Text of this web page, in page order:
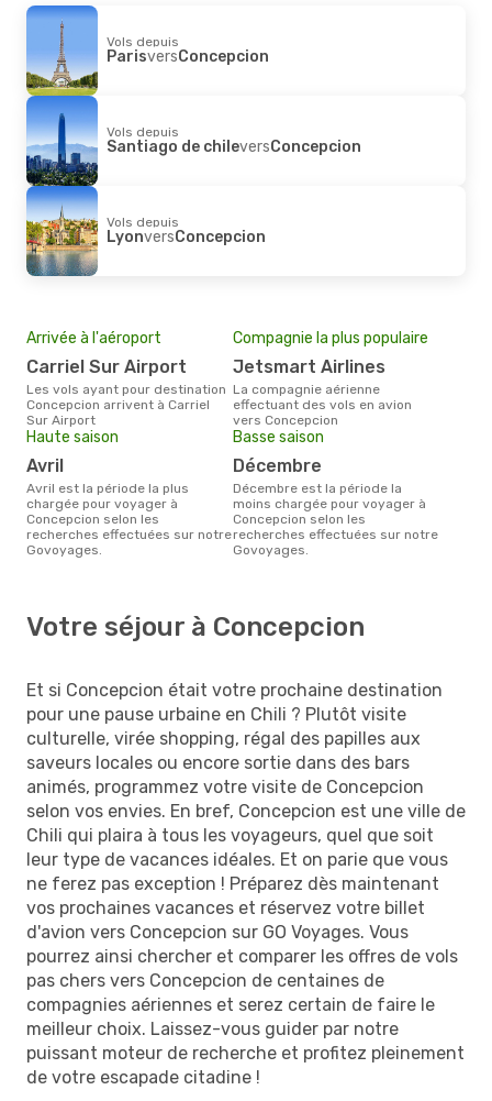
Vols depuis
ParisversConcepcion
Vols depuis
Santiago de chileversConcepcion
Vols depuis
LyonversConcepcion
Arrivée à l'aéroport
Carriel Sur Airport
Les vols ayant pour destination
Concepcion arrivent à Carriel
Sur Airport
Compagnie la plus populaire
Jetsmart Airlines
La compagnie aérienne
effectuant des vols en avion
vers Concepcion
Haute saison
avril
avril est la période la plus
chargée pour voyager à
Concepcion selon les
recherches effectuées sur notre
Govoyages.
Basse saison
décembre
décembre est la période la
moins chargée pour voyager à
Concepcion selon les
recherches effectuées sur notre
Govoyages.
Votre séjour à Concepcion
Et si Concepcion était votre prochaine destination
pour une pause urbaine en Chili ? Plutôt visite
culturelle, virée shopping, régal des papilles aux
saveurs locales ou encore sortie dans des bars
animés, programmez votre visite de Concepcion
selon vos envies. En bref, Concepcion est une ville de
Chili qui plaira à tous les voyageurs, quel que soit
leur type de vacances idéales. Et on parie que vous
ne ferez pas exception ! Préparez dès maintenant
vos prochaines vacances et réservez votre billet
d'avion vers Concepcion sur GO Voyages. Vous
pourrez ainsi chercher et comparer les offres de vols
pas chers vers Concepcion de centaines de
compagnies aériennes et serez certain de faire le
meilleur choix. Laissez-vous guider par notre
puissant moteur de recherche et profitez pleinement
de votre escapade citadine !